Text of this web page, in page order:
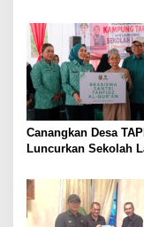
Tiga Venue
Soeratin Cup Piala
Lampung
Canangkan Desa
Luncurkan Sekolah
TP PKK Lampung
Pembangunan SDM
dari Desa